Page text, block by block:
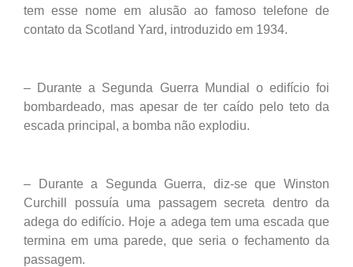
tem esse nome em alusão ao famoso telefone de
contato da Scotland Yard, introduzido em 1934.
– Durante a Segunda Guerra Mundial o edifício foi
bombardeado, mas apesar de ter caído pelo teto da
escada principal, a bomba não explodiu.
– Durante a Segunda Guerra, diz-se que Winston
Curchill possuía uma passagem secreta dentro da
adega do edifício. Hoje a adega tem uma escada que
termina em uma parede, que seria o fechamento da
passagem.